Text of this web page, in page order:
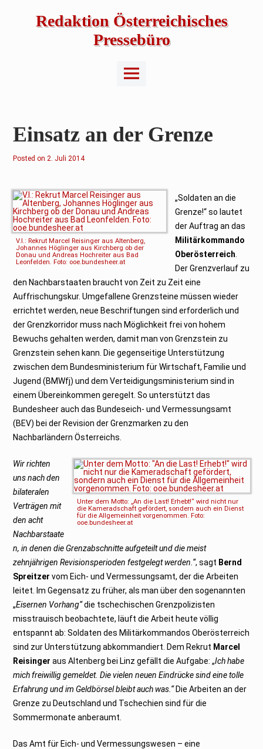
Redaktion Österreichisches
Pressebüro
Main
Menu
Einsatz an der Grenze
Posted on2. Juli 2014
V.l.: Rekrut Marcel Reisinger aus Altenberg,
Johannes Höglinger aus Kirchberg ob der
Donau und Andreas Hochreiter aus Bad
Leonfelden. Foto: ooe.bundesheer.at
„Soldaten an die
Grenze!“ so lautet
der Auftrag an das
Militärkommando
Oberösterreich
Der Grenzverlauf zu
den Nachbarstaaten braucht von Zeit zu Zeit eine
Auffrischungskur. Umgefallene Grenzsteine müssen wieder
errichtet werden, neue Beschriftungen sind erforderlich und
der Grenzkorridor muss nach Möglichkeit frei von hohem
Bewuchs gehalten werden, damit man von Grenzstein zu
Grenzstein sehen kann. Die gegenseitige Unterstützung
zwischen dem Bundesministerium für Wirtschaft, Familie und
Jugend (BMWfj) und dem Verteidigungsministerium sind in
einem Übereinkommen geregelt. So unterstützt das
Bundesheer auch das Bundeseich- und Vermessungsamt
(BEV) bei der Revision der Grenzmarken zu den
Nachbarländern Österreichs.
Unter dem Motto: „An die Last! Erhebt!“ wird nicht nur
die Kameradschaft gefördert, sondern auch ein Dienst
für die Allgemeinheit vorgenommen. Foto:
ooe.bundesheer.at
Wir richten
uns nach den
bilateralen
Verträgen mit
den acht
Nachbarstaate
n, in denen die Grenzabschnitte aufgeteilt und die meist
zehnjährigen Revisionsperioden festgelegt werden.“, sagt Bernd
Spreitzer vom Eich- und Vermessungsamt, der die Arbeiten
leitet. Im Gegensatz zu früher, als man über den sogenannten
„Eisernen Vorhang“die tschechischen Grenzpolizisten
misstrauisch beobachtete, läuft die Arbeit heute völlig
entspannt ab: Soldaten des Militärkommandos Oberösterreich
sind zur Unterstützung abkommandiert. Dem Rekrut Marcel
Reisinger aus Altenberg bei Linz gefällt die Aufgabe: „Ich habe
mich freiwillig gemeldet. Die vielen neuen Eindrücke sind eine tolle
Erfahrung und im Geldbörsel bleibt auch was.“Die Arbeiten an der
Grenze zu Deutschland und Tschechien sind für die
Sommermonate anberaumt.
Das Amt für Eich- und Vermessungswesen – eine